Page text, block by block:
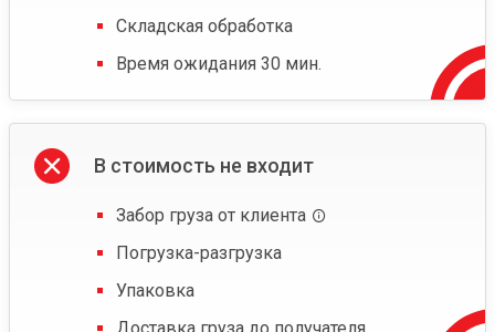
Складская обработка
Время ожидания 30 мин.
В стоимость не входит
Забор груза от клиента
Погрузка-разгрузка
Упаковка